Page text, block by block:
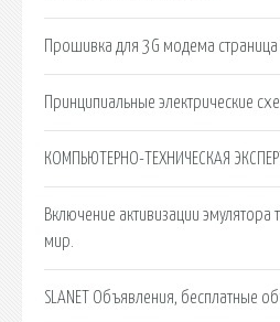
Прошивка для 3G модема
Принципиальные электрические
КОМПЬЮТЕРНО-ТЕХНИЧЕСКАЯ
Включение активизации эмулятора
мир.
SLANET Объявления, бесплатные